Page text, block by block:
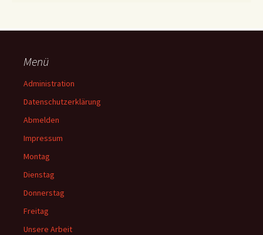
Menü
Administration
Datenschutzerklärung
Abmelden
Impressum
Montag
Dienstag
Donnerstag
Freitag
Unsere Arbeit